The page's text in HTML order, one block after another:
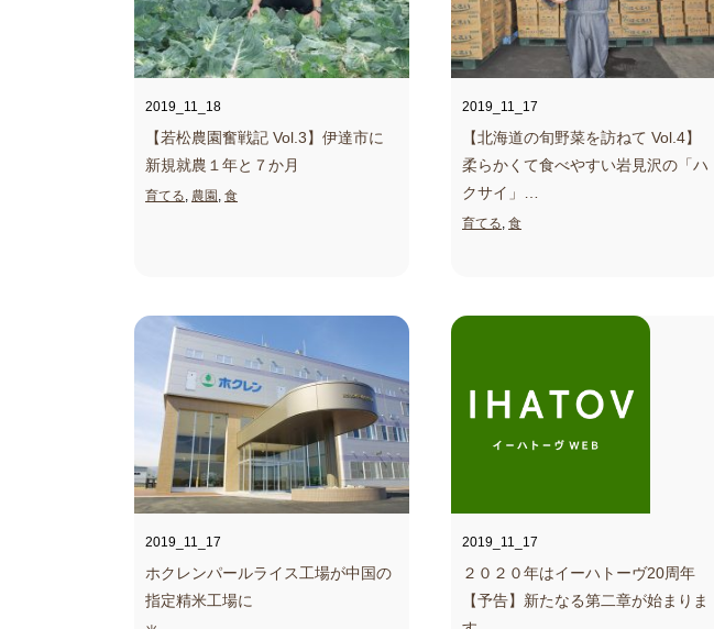
2019_11_18
【若松農園奮戦記 Vol.3】 伊達市に
新規就農１年と７か月
育てる, 農園 , 食
2019_11_17
【北海道の旬野菜を訪ねて Vol.4】
柔らかくて食べやすい岩見沢の「ハ
クサイ」
育てる, 食
2019_11_17
ホクレンパールライス工場が中国の
指定精米工場に
2019_11_17
２０２０年はイーハトーヴ20周年
【予告】新たなる第二章が始まりま